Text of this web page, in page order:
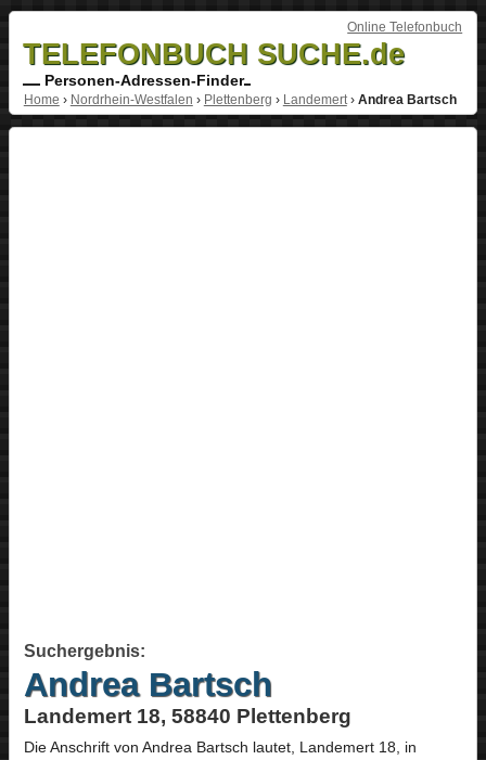
Online Telefonbuch
TELEFONBUCH SUCHE.de
Personen-Adressen-Finder
Home › Nordrhein-Westfalen › Plettenberg › Landemert› Andrea Bartsch
Suchergebnis:
Andrea Bartsch
Landemert 18, 58840 Plettenberg
Die Anschrift von Andrea Bartsch lautet, Landemert 18, in